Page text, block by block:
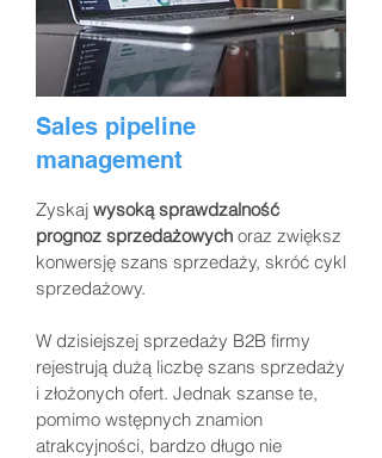
Sales pipeline
management
Zyskaj wysoką sprawdzalność
prognoz sprzedażowych oraz zwiększ
konwersję szans sprzedaży, skróć cykl
sprzedażowy.
W dzisiejszej sprzedaży B2B firmy
rejestrują dużą liczbę szans sprzedaży
i złożonych ofert. Jednak szanse te,
pomimo wstępnych znamion
atrakcyjności, bardzo długo nie